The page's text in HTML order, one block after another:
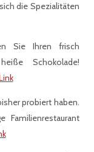
die Spezialitäten
Sie Ihren frisch
Schokolade!
probiert haben.
Familienrestaurant